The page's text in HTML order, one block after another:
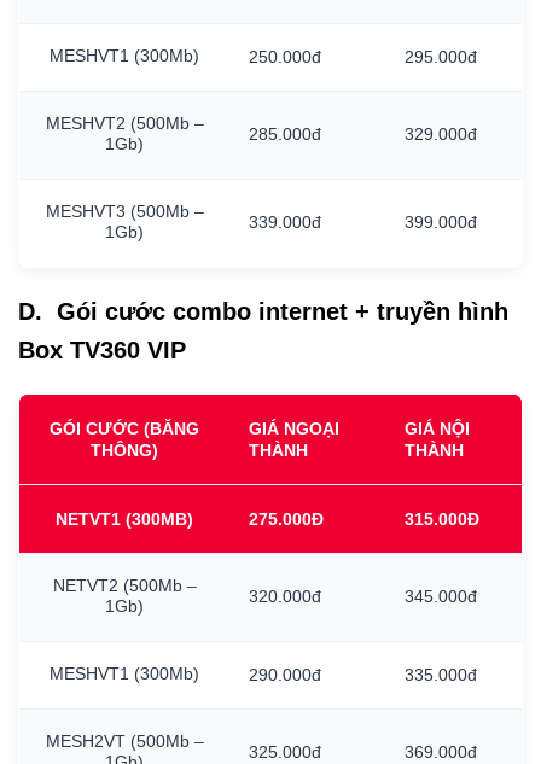
MESHVT1 (300Mb) 250.000đ 295.000đ
MESHVT2 (500Mb –
1Gb)
285.000đ 329.000đ
MESHVT3 (500Mb –
1Gb)
339.000đ 399.000đ
D. Gói cước combo internet + truyền hình
Box TV360 VIP
GÓI CƯỚC (BĂNG
THÔNG)
GIÁ NGOẠI
THÀNH
GIÁ NỘI
THÀNH
NETVT1 (300MB) 275.000Đ 315.000Đ
NETVT2 (500Mb –
1Gb)
320.000đ 345.000đ
MESHVT1 (300Mb) 290.000đ 335.000đ
MESH2VT (500Mb –
325.000đ 369.000đ